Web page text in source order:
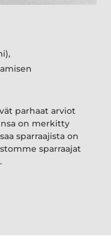
parhaat arviot
on merkitty
sparraajista on
sparraajat